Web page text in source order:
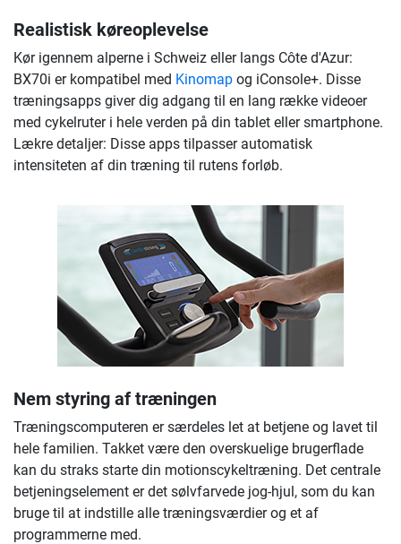
Realistisk køreoplevelse
Kør igennem alperne i Schweiz eller langs Côte d'Azur:
BX70i er kompatibel med Kinomap og iConsole+. Disse
træningsapps giver dig adgang til en lang række videoer
med cykelruter i hele verden på din tablet eller smartphone.
Lækre detaljer: Disse apps tilpasser automatisk
intensiteten af din træning til rutens forløb.
Nem styring af træningen
Træningscomputeren er særdeles let at betjene og lavet til
hele familien. Takket være den overskuelige brugerflade
kan du straks starte din motionscykeltræning. Det centrale
betjeningselement er det sølvfarvede jog-hjul, som du kan
bruge til at indstille alle træningsværdier og et af
programmerne med.